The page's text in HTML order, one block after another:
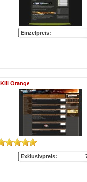
Einzelpreis:
Kill Orange
Exklusivpreis: